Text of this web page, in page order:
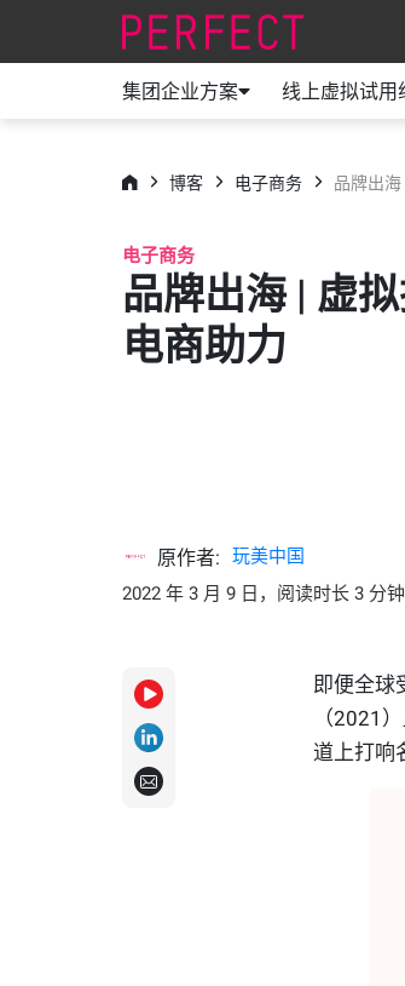
集团企业方案 线上虚拟试用
博客 电子商务 品牌出
电子商务
品牌出海 | 虚
电商助力
原作者:
玩美中国
2022 年 3 月 9 日，阅读时长 3 分钟
即便全球
（2021
道上打响